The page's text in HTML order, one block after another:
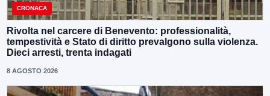
CRONACA
Rivolta nel carcere di Benevento: professionalità,
tempestività e Stato di diritto prevalgono sulla violenza.
Dieci arresti, trenta indagati
8 AGOSTO 2026